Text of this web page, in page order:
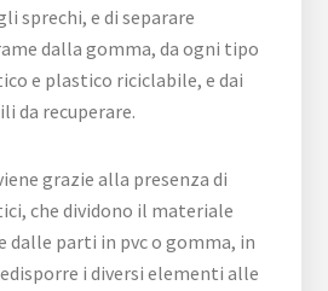
sprechi, e di separare
dalla gomma, da ogni tipo
e plastico riciclabile, e dai
da recuperare.
grazie alla presenza di
che dividono il materiale
dalle parti in pvc o gomma, in
i diversi elementi alle